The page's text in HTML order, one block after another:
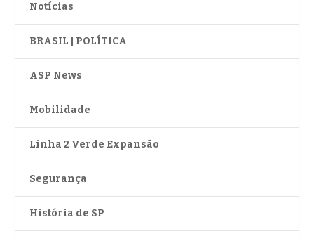
Notícias
BRASIL | POLÍTICA
ASP News
Mobilidade
Linha 2 Verde Expansão
Segurança
História de SP